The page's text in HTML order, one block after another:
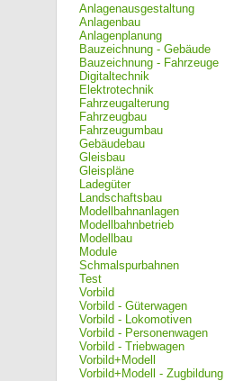
Anlagenausgestaltung
Anlagenbau
Anlagenplanung
Bauzeichnung - Gebäude
Bauzeichnung - Fahrzeuge
Digitaltechnik
Elektrotechnik
Fahrzeugalterung
Fahrzeugbau
Fahrzeugumbau
Gebäudebau
Gleisbau
Gleispläne
Ladegüter
Landschaftsbau
Modellbahnanlagen
Modellbahnbetrieb
Modellbau
Module
Schmalspurbahnen
Test
Vorbild
Vorbild - Güterwagen
Vorbild - Lokomotiven
Vorbild - Personenwagen
Vorbild - Triebwagen
Vorbild+Modell
Vorbild+Modell - Zugbildung